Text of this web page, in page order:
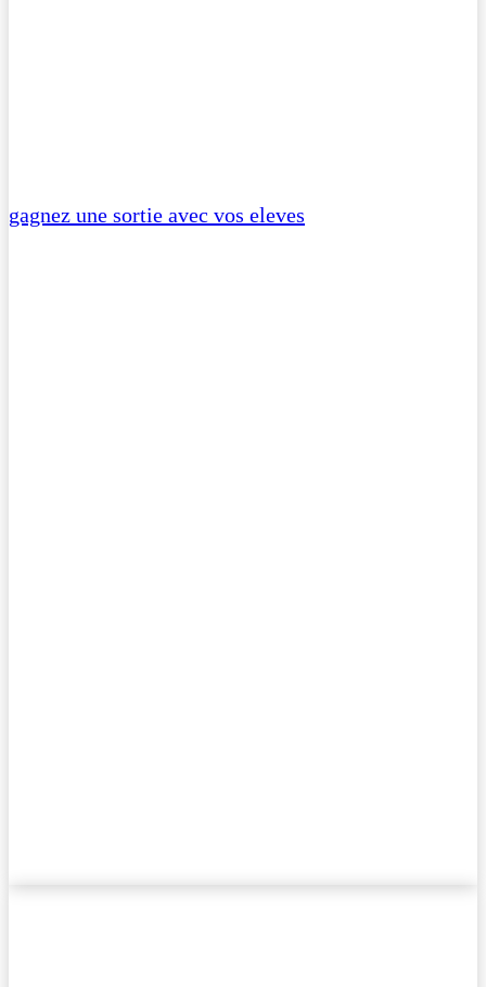
gagnez une sortie avec vos eleves